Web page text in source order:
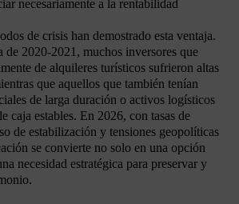
necesariamente a la rentabilidad
de crisis han demostrado esta ventaja.
de 2020-2021, muchos inversores que
de alquileres turísticos sufrieron altas
que aquellos que también tenían
de larga duración o activos logísticos
caja estables. En 2026, con tasas de
de estabilización y tensiones geopolíticas
se convierte no solo en una opción
necesidad estratégica para preservar y